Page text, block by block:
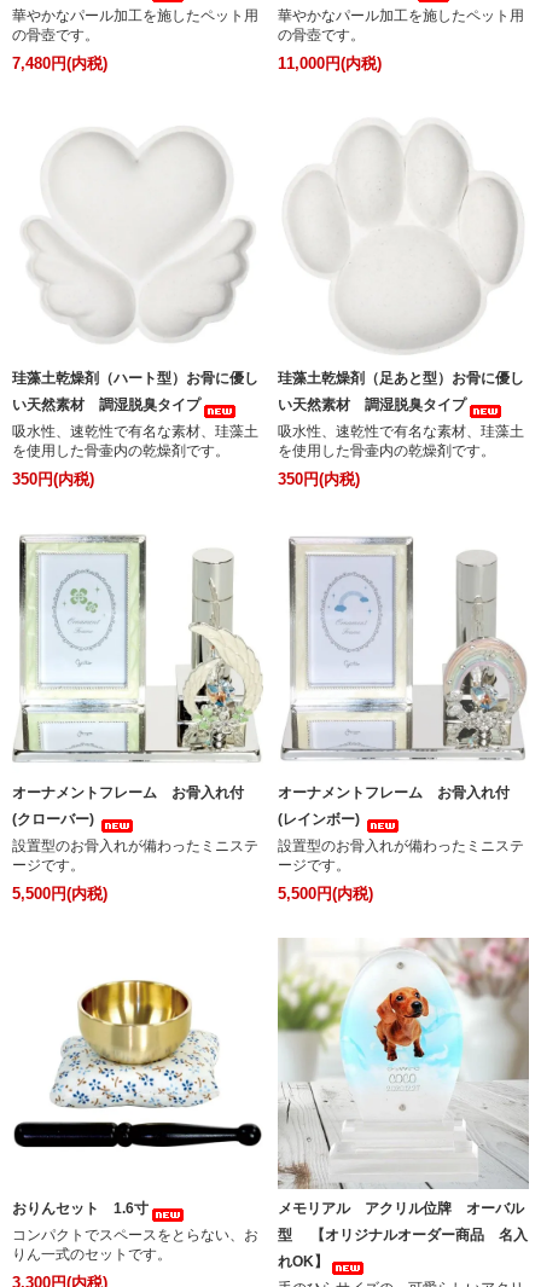
華やかなパール加工を施したペット用
の骨壺です。
7,480円(内税)
華やかなパール加工を施したペット用
の骨壺です。
11,000円(内税)
珪藻土乾燥剤（ハート型）お骨に優し
い天然素材 調湿脱臭タイプ
吸水性、速乾性で有名な素材、珪藻土
を使用した骨壷内の乾燥剤です。
350円(内税)
珪藻土乾燥剤（足あと型）お骨に優し
い天然素材 調湿脱臭タイプ
吸水性、速乾性で有名な素材、珪藻土
を使用した骨壷内の乾燥剤です。
350円(内税)
オーナメントフレーム お骨入れ付
(クローバー)
設置型のお骨入れが備わったミニステ
ージです。
5,500円(内税)
オーナメントフレーム お骨入れ付
(レインボー)
設置型のお骨入れが備わったミニステ
ージです。
5,500円(内税)
おりんセット 1.6寸
コンパクトでスペースをとらない、お
りん一式のセットです。
3,300円(内税)
メモリアル アクリル位牌 オーバル
型 【オリジナルオーダー商品 名入
れOK】